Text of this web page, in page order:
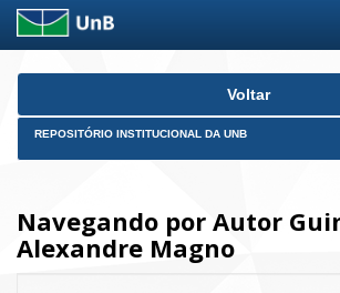
Skip
Voltar
REPOSITÓRIO INSTITUCIONAL DA UNB
Navegando por Autor
Alexandre Magno